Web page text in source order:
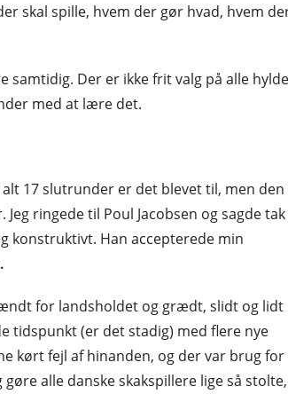
skal spille, hvem der gør hvad, hvem
samtidig. Der er ikke frit valg på alle
med at lære det.
17 slutrunder er det blevet til, men den
ringede til Poul Jacobsen og sagde tak
konstruktivt. Han accepterede min
for landsholdet og grædt, slidt og lidt
tidspunkt (er det stadig) med flere nye
kørt fejl af hinanden, og der var brug for
alle danske skakspillere lige så stolte,